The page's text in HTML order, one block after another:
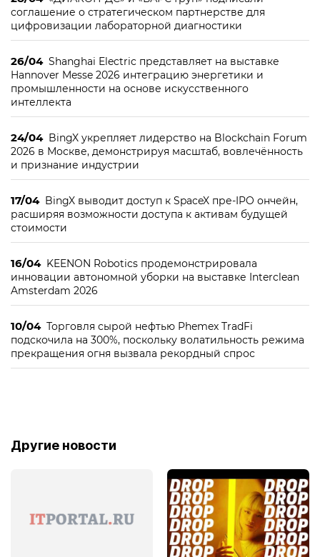
соглашение о стратегическом партнерстве для
цифровизации лабораторной диагностики
26/04 Shanghai Electric представляет на выставке
Hannover Messe 2026 интеграцию энергетики и
промышленности на основе искусственного
интеллекта
24/04 BingX укрепляет лидерство на Blockchain Forum
2026 в Москве, демонстрируя масштаб, вовлечённость
и признание индустрии
17/04 BingX выводит доступ к SpaceX пре-IPO ончейн,
расширяя возможности доступа к активам будущей
стоимости
16/04 KEENON Robotics продемонстрировала
инновации автономной уборки на выставке Interclean
Amsterdam 2026
10/04 Торговля сырой нефтью Phemex TradFi
подскочила на 300%, поскольку волатильность режима
прекращения огня вызвала рекордный спрос
Другие новости